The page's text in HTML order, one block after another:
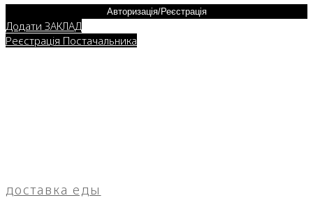
Авторизація/Реєстрація
Додати ЗАКЛАД
Реєстрація Постачальника
доставка еды